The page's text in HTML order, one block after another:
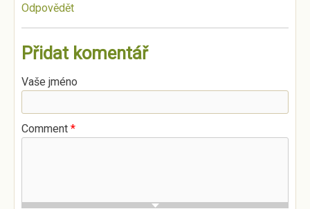
Odpovědět
Přidat komentář
Vaše jméno
Comment *